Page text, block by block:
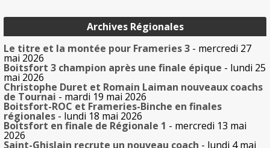
Archives Régionales
Le titre et la montée pour Frameries 3 - mercredi 27
mai 2026
Boitsfort 3 champion après une finale épique - lundi 25
mai 2026
Christophe Duret et Romain Laiman nouveaux coachs
de Tournai - mardi 19 mai 2026
Boitsfort-ROC et Frameries-Binche en finales
régionales - lundi 18 mai 2026
Boitsfort en finale de Régionale 1 - mercredi 13 mai
2026
Saint-Ghislain recrute un nouveau coach - lundi 4 mai